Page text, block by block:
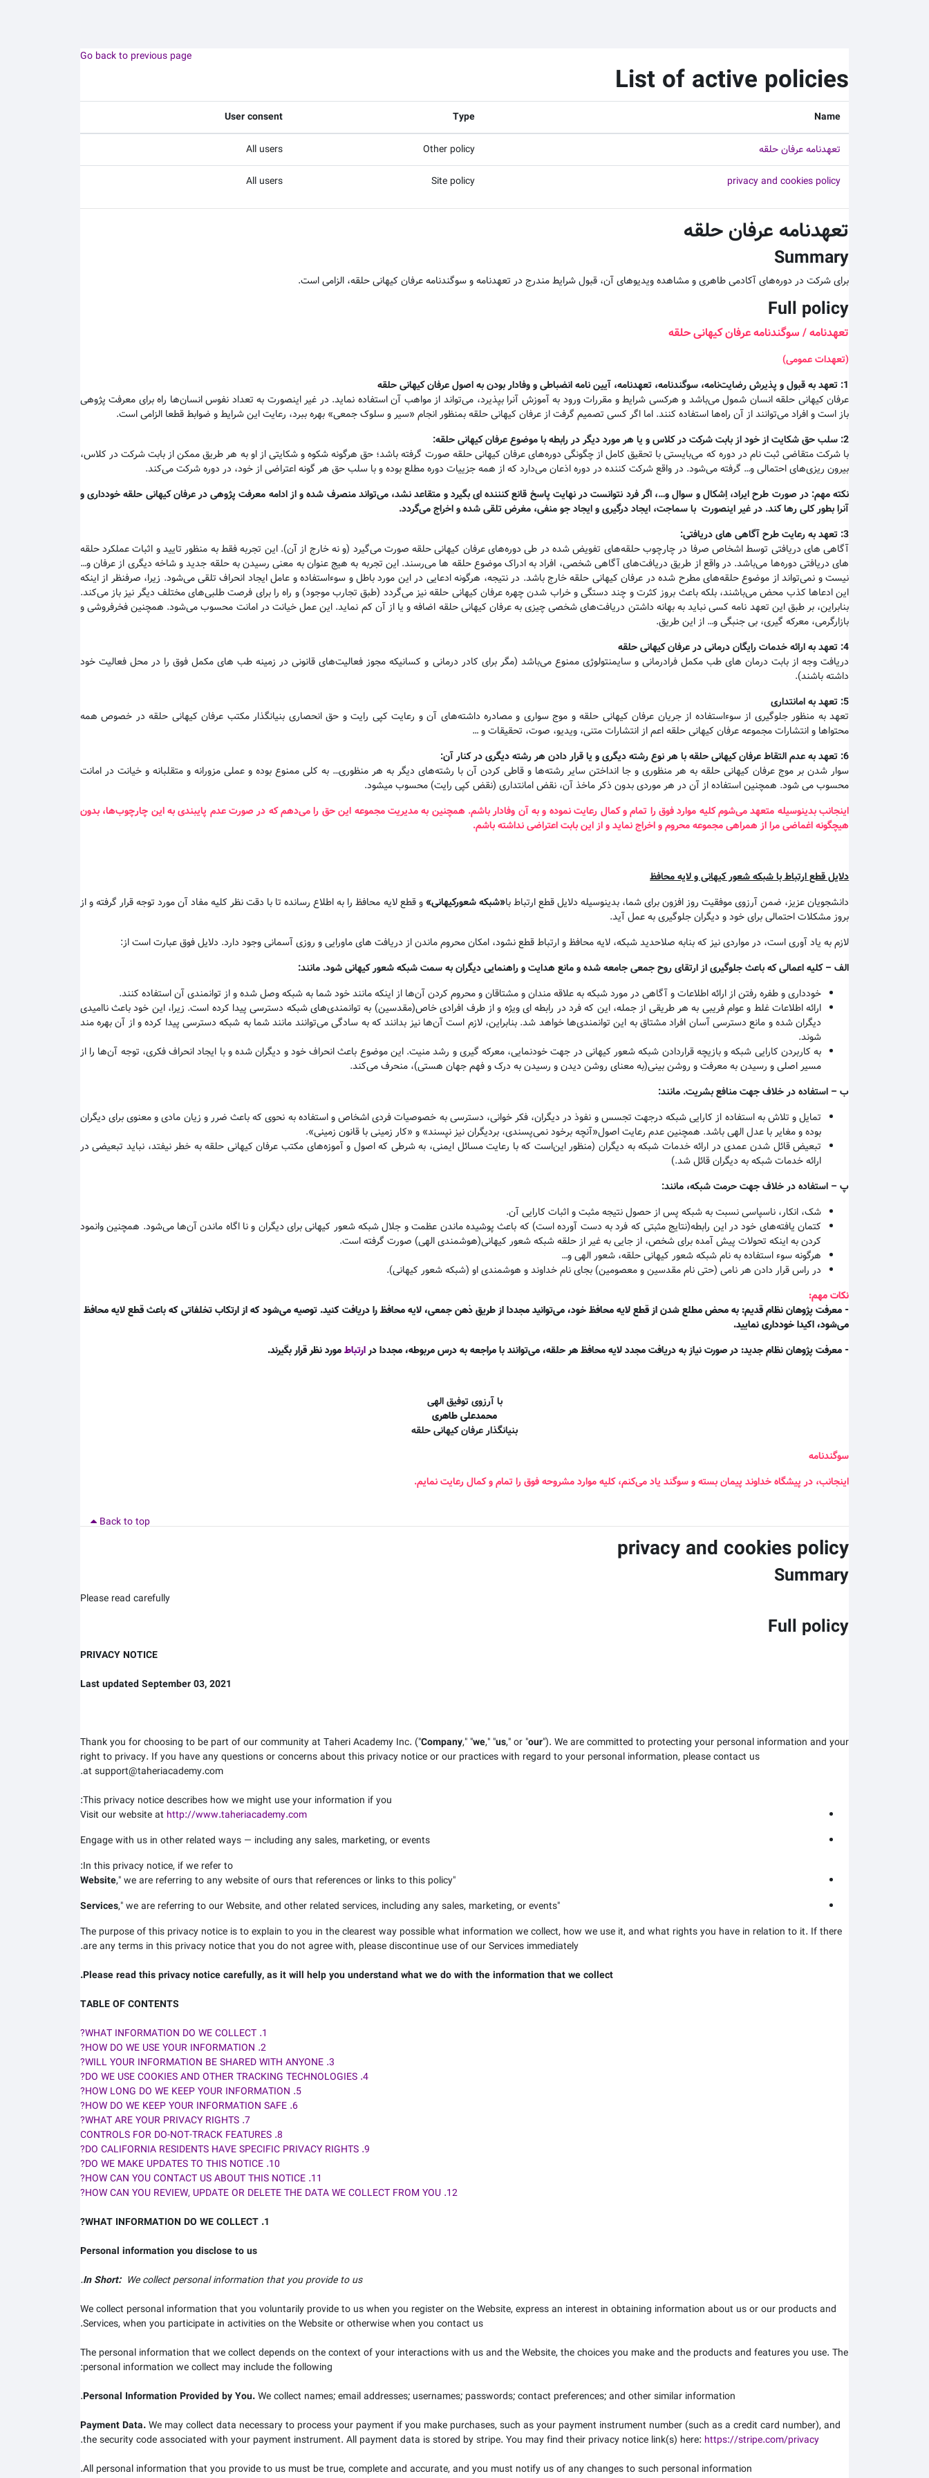
Go back to previous page
List of active policies
Name
Type
User consent
تعهدنامه عرفان حلقه Other policy
All users
privacy and cookies policy
Site policy
All users
تعهدنامه عرفان حلقه
Summary
برای شرکت در دوره‌های آکادمی طاهری و مشاهده ویدیوهای آن، قبول شرایط مندرج در تعهدنامه و سوگندنامه عرفان کیهانی حلقه، الزامی است.
Full policy
تعهدنامه / سوگندنامه عرفان کیهانی حلقه
(تعهدات عمومی)
1: تعهد به قبول و پذیرش رضایت‌نامه، سوگندنامه، تعهدنامه، آیین نامه انضباطی و وفادار بودن به اصول عرفان کیهانی حلقه
عرفان کیهانی حلقه انسان شمول می‌باشد و هرکسی شرایط و مقررات ورود به آموزش آنرا بپذیرد، می‌تواند از مواهب آن استفاده نماید. در غیر اینصورت به تعداد نفوس انسان‌ها راه برای معرفت پژوهی
باز است و افراد می‌توانند از آن راه‌ها استفاده کنند. اما اگر کسی تصمیم گرفت از عرفان کیهانی حلقه بمنظور انجام «سیر و سلوک جمعی» بهره ببرد، رعایت این شرایط و ضوابط قطعا الزامی است.
2: سلب حق شکایت از خود از بابت شرکت در کلاس و یا هر مورد دیگر در رابطه با موضوع عرفان کیهانی حلقه:
با شرکت متقاضی ثبت نام در دوره که می‌بایستی با تحقیق کامل از چگونگی دوره‌های عرفان کیهانی حلقه صورت گرفته باشد؛ حق هرگونه شکوه و شکایتی از او به هر طریق ممکن از بابت شرکت در کلاس،
بیرون ریزی‌های احتمالی و… گرفته می‌شود. در واقع شرکت کننده در دوره اذعان می‌دارد که از همه جزییات دوره مطلع بوده و با سلب حق هر گونه اعتراضی از خود، در دوره شرکت می‌کند.
نکته مهم: در صورت طرح ایراد، اِشکال و سوال و…، اگر فرد نتوانست در نهایت پاسخ قانع کنننده ای بگیرد و متقاعد نشد، می‌تواند منصرف شده و از ادامه معرفت پژوهی در عرفان کیهانی حلقه خودداری و
آنرا بطور کلی رها کند. در غیر اینصورت با سماجت، ایجاد درگیری و ایجاد جو منفی، مغرض تلقی شده و اخراج می‌گردد.
3: تعهد به رعایت طرح آگاهی های دریافتی:
آگاهی های دریافتی توسط اشخاص صرفا در چارچوب حلقه‌های تفویض شده در طی دوره‌های عرفان کیهانی حلقه صورت می‌گیرد (و نه خارج از آن). این تجربه فقط به منظور تایید و اثبات عملکرد حلقه
های دریافتی دوره‌ها می‌باشد. در واقع از طریق دریافت‌های آگاهی شخصی، افراد به ادراک موضوع حلقه ها می‌رسند. این تجربه به هیج عنوان به معنی رسیدن به حلقه جدید و شاخه دیگری از عرفان و…
نیست و نمی‌تواند از موضوع حلقه‌های مطرح شده در عرفان کیهانی حلقه خارج باشد. در نتیجه، هرگونه ادعایی در این مورد باطل و سوءاستفاده و عامل ایجاد انحراف تلقی می‌شود. زیرا، صرفنظر از اینکه
این ادعاها کذب محض می‌باشند، بلکه باعث بروز کثرت و چند دستگی و خراب شدن چهره عرفان کیهانی حلقه نیز می‌گردد (طبق تجارب موجود) و راه را برای فرصت طلبی‌های مختلف دیگر نیز باز می‌کند.
بنابراین، بر طبق این تعهد نامه کسی نباید به بهانه داشتن دریافت‌های شخصی چیزی به عرفان کیهانی حلقه اضافه و یا از آن کم نماید. این عمل خیانت در امانت محسوب می‌شود. همچنین فخرفروشی و
بازارگرمی، معرکه گیری، بی جنبگی و… از این طریق.
4: تعهد به ارائه خدمات رایگان درمانی در عرفان کیهانی حلقه
دریافت وجه از بابت درمان های طب مکمل فرادرمانی و سایمنتولوژی ممنوع می‌باشد (مگر برای کادر درمانی و کسانیکه مجوز فعالیت‌های قانونی در زمینه طب های مکمل فوق را در محل فعالیت خود
داشته باشند).
5: تعهد به امانتداری
تعهد به منظور جلوگیری از سوءاستفاده از جریان عرفان کیهانی حلقه و موج سواری و مصادره داشته‌های آن و رعایت کپی رایت و حق انحصاری بنیانگذار مکتب عرفان کیهانی حلقه در خصوص همه
محتواها و انتشارات مجموعه عرفان کیهانی حلقه اعم از انتشارات متنی، ویدیو، صوت، تحقیقات و …
6: تعهد به عدم التقاط عرفان کیهانی حلقه با هر نوع رشته دیگری و یا قرار دادن هر رشته دیگری در کنار آن:
سوار شدن بر موج عرفان کیهانی حلقه به هر منظوری و جا انداختن سایر رشته‌ها و قاطی کردن آن با رشته‌های دیگر به هر منظوری… به کلی ممنوع بوده و عملی مزورانه و متقلبانه و خیانت در امانت
محسوب می شود. همچنین استفاده از آن در هر موردی بدون ذکر ماخذ آن، نقض امانتداری (نقض کپی رایت) محسوب میشود.
اینجانب بدینوسیله متعهد می‌شوم کلیه موارد فوق را تمام و کمال رعایت نموده و به آن وفادار باشم. همچنین به مدیریت مجموعه این حق را می‌دهم که در صورت عدم پایبندی به این چارچوب‌ها، بدون
هیچگونه اغماضی مرا از همراهی مجموعه محروم و اخراج نماید و از این بابت اعتراضی نداشته باشم.
دلایل قطع ارتباط با شبکه شعور کیهانی و لایه محافظ
دانشجویان عزیز، ضمن آرزوی موفقیت روز افزون برای شما، بدینوسیله دلایل قطع ارتباط با«شبکه شعورکیهانی»و قطع لایه محافظ را به اطلاع رسانده تا با دقت نظر کلیه مفاد آن مورد توجه قرار گرفته و از
بروز مشکلات احتمالی برای خود و دیگران جلوگیری به عمل آید.
لازم به یاد آوری است، در مواردی نیز که بنابه صلاحدید شبکه، لایه محافظ و ارتباط قطع نشود، امکان محروم ماندن از دریافت های ماورایی و روزی آسمانی وجود دارد. دلایل فوق عبارت است از:
الف –کلیه اعمالی که باعث جلوگیری از ارتقای روح جمعی جامعه شده و مانع هدایت و راهنمایی دیگران به سمت شبکه شعور کیهانی شود. مانند:
خودداری و طفره رفتن از ارائه اطلاعات و آگاهی در مورد شبکه به علاقه مندان و مشتاقان و محروم کردن آن‌ها از اینکه مانند خود شما به شبکه وصل شده و از توانمندی آن استفاده کنند.
ارائه اطلاعات غلط و عوام فریبی به هر طریقی از جمله، این که فرد در رابطه ای ویژه و از طرف افرادی خاص(مقدسین) به توانمندی‌های شبکه دسترسی پیدا کرده است. زیرا، این خود باعث ناامیدی
دیگران شده و مانع دسترسی آسان افراد مشتاق به این توانمندی‌ها خواهد شد. بنابراین، لازم است آن‌ها نیز بدانند که به سادگی می‌توانند مانند شما به شبکه دسترسی پیدا کرده و از آن بهره مند
شوند.
به کاربردن کارایی شبکه و بازیچه قراردادن شبکه شعور کیهانی در جهت خودنمایی، معرکه گیری و رشد منیت. این موضوع باعث انحراف خود و دیگران شده و با ایجاد انحراف فکری، توجه آن‌ها را از
مسیر اصلی و رسیدن به معرفت و روشن بینی(به معنای روشن دیدن و رسیدن به درک و فهم جهان هستی)، منحرف می‌کند.
ب– استفاده در خلاف جهت منافع بشریت. مانند:
تمایل و تلاش به استفاده از کارایی شبکه درجهت تجسس و نفوذ در دیگران، فکر خوانی، دسترسی به خصوصیات فردی اشخاص و استفاده به نحوی که باعث ضرر و زیان مادی و معنوی برای دیگران
بوده و مغایر با عدل الهی باشد. همچنین عدم رعایت اصول«آنچه برخود نمی‌پسندی، بردیگران نیز نپسند» و «کار زمینی با قانون زمینی».
تبعیض قائل شدن عمدی در ارائه خدمات شبکه به دیگران (منظور این‌است که با رعایت مسائل ایمنی، به شرطی که اصول و آموزه‌های مکتب عرفان کیهانی حلقه به خطر نیفتد، نباید تبعیضی در
ارائه خدمات شبکه به دیگران قائل شد.)
پ – استفاده در خلاف جهت حرمت شبکه، مانند:
شک، انکار، ناسپاسی نسبت به شبکه پس از حصول نتیجه مثبت و اثبات کارایی آن.
کتمان یافته‌های خود در این رابطه(نتایج مثبتی که فرد به دست آورده است) که باعث پوشیده ماندن عظمت و جلال شبکه شعور کیهانی برای دیگران و نا اگاه ماندن آن‌ها می‌شود. همچنین وانمود
کردن به اینکه تحولات پیش آمده برای شخص، از جایی به غیر از حلقه شبکه شعور کیهانی(هوشمندی الهی) صورت گرفته است.
هرگونه سوء استفاده به نام شبکه شعور کیهانی حلقه، شعور الهی و…
در راس قرار دادن هر نامی (حتی نام مقدسین و معصومین) بجای نام خداوند و هوشمندی او (شبکه شعور کیهانی).
نکات مهم:
- معرفت پژوهان نظام قدیم: به محض مطلع شدن از قطع لایه محافظ خود، می‌توانید مجددا از طریق ذهن جمعی، لایه محافظ را دریافت کنید. توصیه می‌شود که از ارتکاب تخلفاتی که باعث قطع لایه محافظ
می‌شود، اکیدا خودداری نمایید.
- معرفت پژوهان نظام جدید: در صورت نیاز به دریافت مجدد لایه محافظ هر حلقه، می‌توانند با مراجعه به درس مربوطه، مجددا درارتباطمورد نظر قرار بگیرند.
با آرزوی توفیق الهی
محمدعلی طاهری
بنیانگذار عرفان کیهانی حلقه
سوگندنامه
اینجانب، در پیشگاه خداوند پیمان بسته و سوگند یاد می‌کنم، کلیه موارد مشروحه فوق را تمام و کمال رعایت نمایم.
Back to top
privacy and cookies policy
Summary
Please read carefully
Full policy
PRIVACY NOTICE
Last updated September 03, 2021
Thank you for choosing to be part of our community at Taheri Academy Inc. ("Company," "we," "us," or "our"). We are committed to protecting your personal information and your
right to privacy. If you have any questions or concerns about this privacy notice or our practices with regard to your personal information, please contact us
at support@taheriacademy.com.
This privacy notice describes how we might use your information if you:
Visit our website at http://www.taheriacademy.com
Engage with us in other related ways ― including any sales, marketing, or events
In this privacy notice, if we refer to:
"
Website," we are referring to any website of ours that references or links to this policy
"
Services," we are referring to ourWebsite, and other related services, including any sales, marketing, or events
The purpose of this privacy notice is to explain to you in the clearest way possible what information we collect, how we use it, and what rights you have in relation to it. If there
are any terms in this privacy notice that you do not agree with, please discontinue use of our Services immediately.
Please read this privacy notice carefully, as it will help you understand what we do with the information that we collect.
TABLE OF CONTENTS
1. WHAT INFORMATION DO WE COLLECT?
2. HOW DO WE USE YOUR INFORMATION?
3. WILL YOUR INFORMATION BE SHARED WITH ANYONE?
4. DO WE USE COOKIES AND OTHER TRACKING TECHNOLOGIES?
5. HOW LONG DO WE KEEP YOUR INFORMATION?
6. HOW DO WE KEEP YOUR INFORMATION SAFE?
7. WHAT ARE YOUR PRIVACY RIGHTS?
8. CONTROLS FOR DO-NOT-TRACK FEATURES
9. DO CALIFORNIA RESIDENTS HAVE SPECIFIC PRIVACY RIGHTS?
10. DO WE MAKE UPDATES TO THIS NOTICE?
11. HOW CAN YOU CONTACT US ABOUT THIS NOTICE?
12. HOW CAN YOU REVIEW, UPDATE OR DELETE THE DATA WE COLLECT FROM YOU?
1. WHAT INFORMATION DO WE COLLECT?
Personal information you disclose to us
In Short: We collect personal information that you provide to us.
We collect personal information that you voluntarily provide to us when you register on theWebsite, express an interest in obtaining information about us or our products and
Services, when you participate in activities on theWebsiteor otherwise when you contact us.
The personal information that we collect depends on the context of your interactions with us and theWebsite, the choices you make and the products and features you use. The
personal information we collect may include the following:
Personal Information Provided by You.We collect names;email addresses; usernames; passwords;contact preferences;and other similar information.
Payment Data.We may collect data necessary to process your payment if you make purchases, such as your payment instrument number (such as a credit card number), and
the security code associated with your payment instrument. All payment data is stored bystripe. You may find their privacy notice link(s) here: https://stripe.com/privacy
.
All personal information that you provide to us must be true, complete and accurate, and you must notify us of any changes to such personal information.